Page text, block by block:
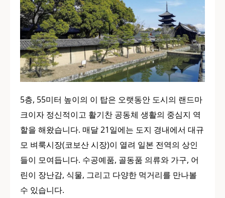
5층, 55미터 높이의 이 탑은 오랫동안 도시의 랜드마
크이자 정신적이고 활기찬 공동체 생활의 중심지 역
할을 해왔습니다. 매달 21일에는 도지 경내에서 대규
모 벼룩시장(코보산 시장)이 열려 일본 전역의 상인
들이 모여듭니다. 수공예품, 골동품 의류와 가구, 어
린이 장난감, 식물, 그리고 다양한 먹거리를 만나볼
수 있습니다.